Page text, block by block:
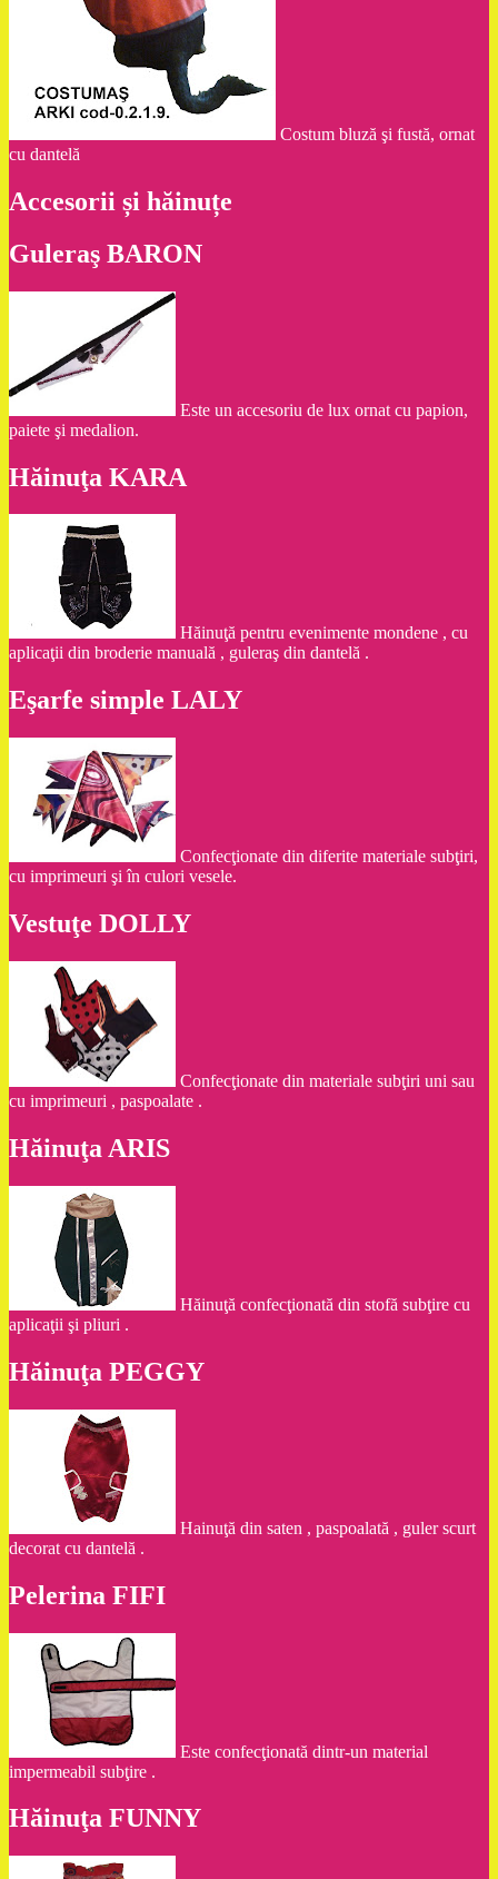
Costum bluză şi fustă, ornat
cu dantelă
Accesorii și hăinuțe
Guleraş BARON
Este un accesoriu de lux ornat cu papion,
paiete şi medalion.
Hăinuţa KARA
Hăinuţă pentru evenimente mondene , cu
aplicaţii din broderie manuală , guleraş din dantelă .
Eşarfe simple LALY
Confecţionate din diferite materiale subţiri,
cu imprimeuri şi în culori vesele.
Vestuţe DOLLY
Confecţionate din materiale subţiri uni sau
cu imprimeuri , paspoalate .
Hăinuţa ARIS
Hăinuţă confecţionată din stofă subţire cu
aplicaţii şi pliuri .
Hăinuţa PEGGY
Hainuţă din saten , paspoalată , guler scurt
decorat cu dantelă .
Pelerina FIFI
Este confecţionată dintr-un material
impermeabil subţire .
Hăinuţa FUNNY